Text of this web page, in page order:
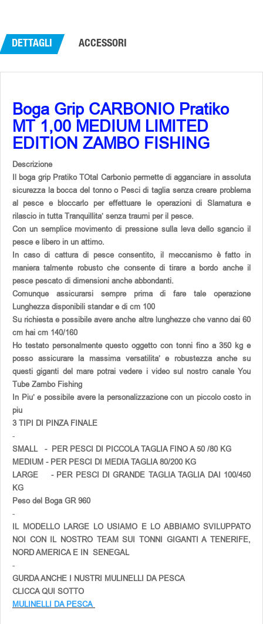
DETTAGLI ACCESSORI
Boga Grip CARBONIO Pratiko
MT 1,00 MEDIUM LIMITED
EDITION ZAMBO FISHING
Descrizione
Il boga grip Pratiko TOtal Carbonio permette di agganciare in assoluta
sicurezza la bocca del tonno o Pesci di taglia senza creare problema
al pesce e bloccarlo per effettuare le operazioni di Slamatura e
rilascio in tutta Tranquillita’ senza traumi per il pesce.
Con un semplice movimento di pressione sulla leva dello sgancio il
pesce e libero in un attimo.
In caso di cattura di pesce consentito, il meccanismo è fatto in
maniera talmente robusto che consente di tirare a bordo anche il
pesce pescato di dimensioni anche abbondanti.
Comunque assicurarsi sempre prima di fare tale operazione
Lunghezza disponibili standar e di cm 100
Su richiesta e possibile avere anche altre lunghezze che vanno dai 60
cm hai cm 140/160
Ho testato personalmente questo oggetto con tonni fino a 350 kg e
posso assicurare la massima versatilita’ e robustezza anche su
questi giganti del mare potrai vedere i video sul nostro canale You
Tube Zambo Fishing
In Piu’ e possibile avere la personalizzazione con un piccolo costo in
piu
3 TIPI DI PINZA FINALE
-
SMALL - PER PESCI DI PICCOLA TAGLIA FINO A 50 /80 KG
MEDIUM - PER PESCI DI MEDIA TAGLIA 80/200 KG
LARGE - PER PESCI DI GRANDE TAGLIA TAGLIA DAI 100/450
KG
Peso del Boga GR 960
-
IL MODELLO LARGE LO USIAMO E LO ABBIAMO SVILUPPATO
NOI CON IL NOSTRO TEAM SUI TONNI GIGANTI A TENERIFE,
NORD AMERICA E IN SENEGAL
-
GURDA ANCHE I NUSTRI MULINELLI DA PESCA
CLICCA QUI SOTTO
MULINELLI DA PESCA